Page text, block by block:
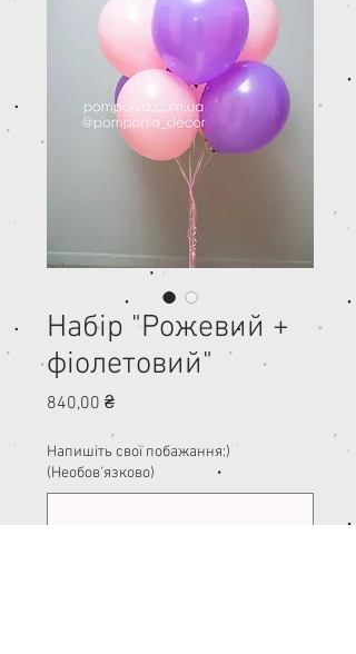
Набір "Рожевий +
фіолетовий"
840,00 ₴Ціна
Напишіть свої побажання:)
(Необов'язково)